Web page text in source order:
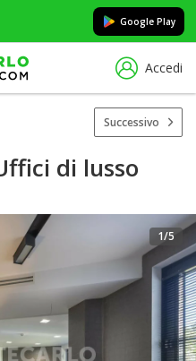
Google Play
Accedi
Successivo
di lusso
1/5